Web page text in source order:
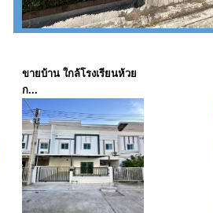
ขายบ้าน ใกล้โรงเรียนห้วย
ก...